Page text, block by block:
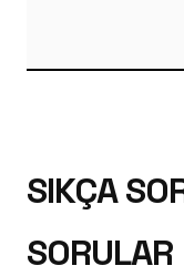
SIKÇA
SORULAR